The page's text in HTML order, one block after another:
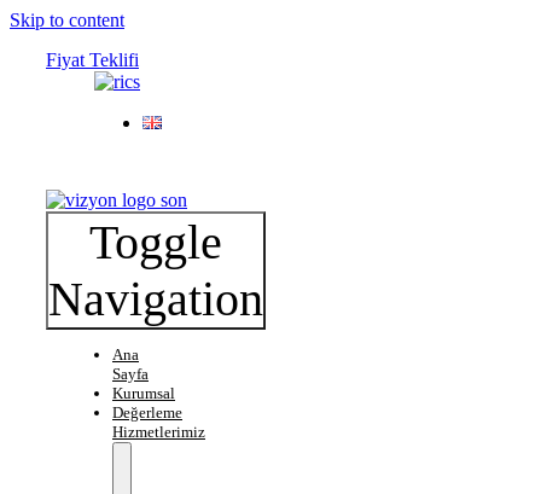
Skip to content
Fiyat Teklifi
Toggle
Navigation
Ana
Sayfa
Kurumsal
Değerleme
Hizmetlerimiz